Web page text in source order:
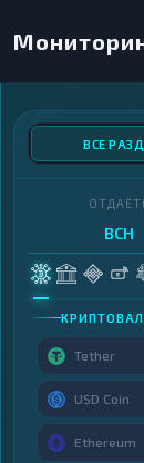
ВСЕ
BCH
Tether
USD Coin
Ethereum